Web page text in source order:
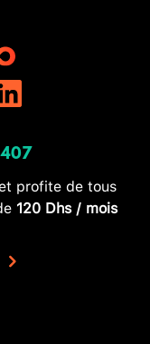
profite de tous
120 Dhs / mois